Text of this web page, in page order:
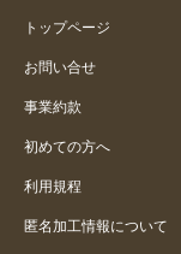
トップページ
お問い合せ
事業約款
初めての方へ
利用規程
匿名加工情報について